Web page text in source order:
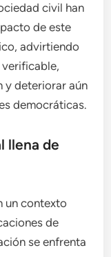
civil han
de este
advirtiendo
verificable,
y deteriorar aún
democráticas.
llena de
un contexto
de
se enfrenta